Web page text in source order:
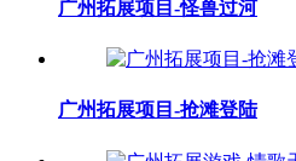
广州拓展项目-怪兽过河
广州拓展项目-抢滩登陆